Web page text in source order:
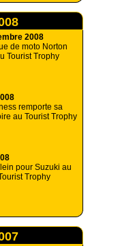
2008
de moto Norton
Tourist Trophy
remporte sa
au Tourist Trophy
pour Suzuki au
Trophy